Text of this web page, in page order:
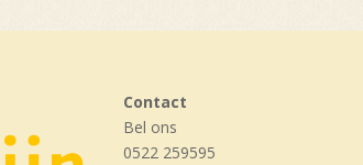
Contact
Bel ons
0522 259595